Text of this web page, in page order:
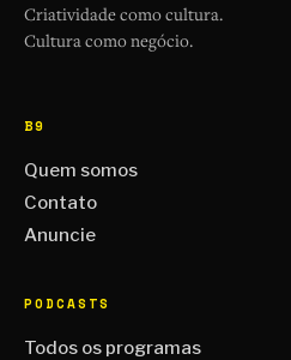
Criatividade como cultura.
Cultura como negócio.
B9
Quem somos
Contato
Anuncie
PODCASTS
Todos os programas